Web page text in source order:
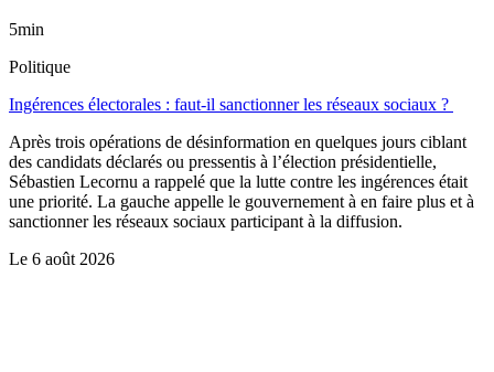
5min
Politique
Ingérences électorales : faut-il sanctionner les réseaux sociaux ?
Après trois opérations de désinformation en quelques jours ciblant
des candidats déclarés ou pressentis à l’élection présidentielle,
Sébastien Lecornu a rappelé que la lutte contre les ingérences était
une priorité. La gauche appelle le gouvernement à en faire plus et à
sanctionner les réseaux sociaux participant à la diffusion.
Le 6 août 2026